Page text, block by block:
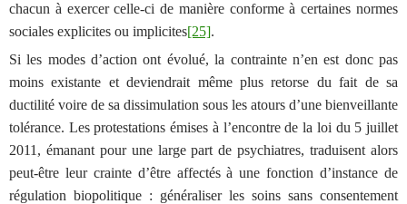
chacun à exercer celle-ci de manière conforme à certaines normes
sociales explicites ou implicites[25].
Si les modes d’action ont évolué, la contrainte n’en est donc pas
moins existante et deviendrait même plus retorse du fait de sa
ductilité voire de sa dissimulation sous les atours d’une bienveillante
tolérance. Les protestations émises à l’encontre de la loi du 5 juillet
2011, émanant pour une large part de psychiatres, traduisent alors
peut-être leur crainte d’être affectés à une fonction d’instance de
régulation biopolitique : généraliser les soins sans consentement